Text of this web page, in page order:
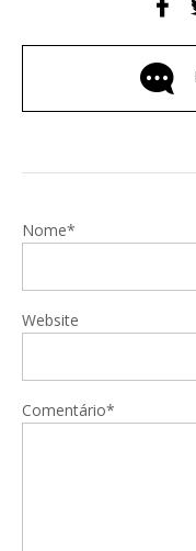
Nome*
Website
Comentário*